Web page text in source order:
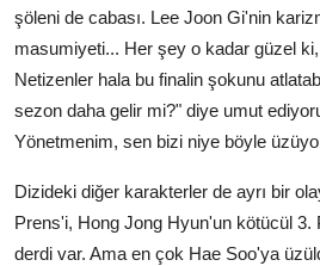
şöleni de cabası. Lee Joon Gi'nin
masumiyeti... Her şey o kadar güzel ki,
Netizenler hala bu finalin şokunu
sezon daha gelir mi?" diye umut
Yönetmenim, sen bizi niye böyle
Dizideki diğer karakterler de ayrı bir
Prens'i, Hong Jong Hyun'un kötücül
derdi var. Ama en çok Hae Soo'ya